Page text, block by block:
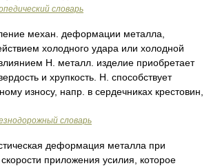
словарь
механ. деформации металла,
холодного удара или холодной
Н. металл. изделие приобретает
и хрупкость. Н. способствует
износу, напр. в сердечниках крестовин,
словарь
деформация металла при
приложения усилия, которое